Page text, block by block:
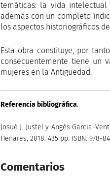
temáticas: la vida
además con un completo
los aspectos historiográficos
Esta obra constituye, por
consecuentemente tiene un
mujeres en la Antigüedad.
Referencia bibliográfica:
Josué J. Justel y Angès Garcia-
Henares, 2018. 435 pp. ISBN: 978-
Comentarios